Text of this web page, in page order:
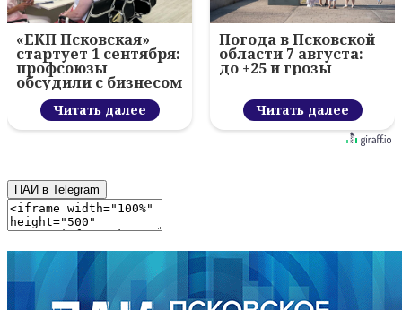
«ЕКП Псковская»
стартует 1 сентября:
профсоюзы
обсудили с бизнесом
новый цифровой
проектЧитать далее
Погода в Псковской
области 7 августа:
до +25 и грозы
Читать далее
ПАИ в Telegram